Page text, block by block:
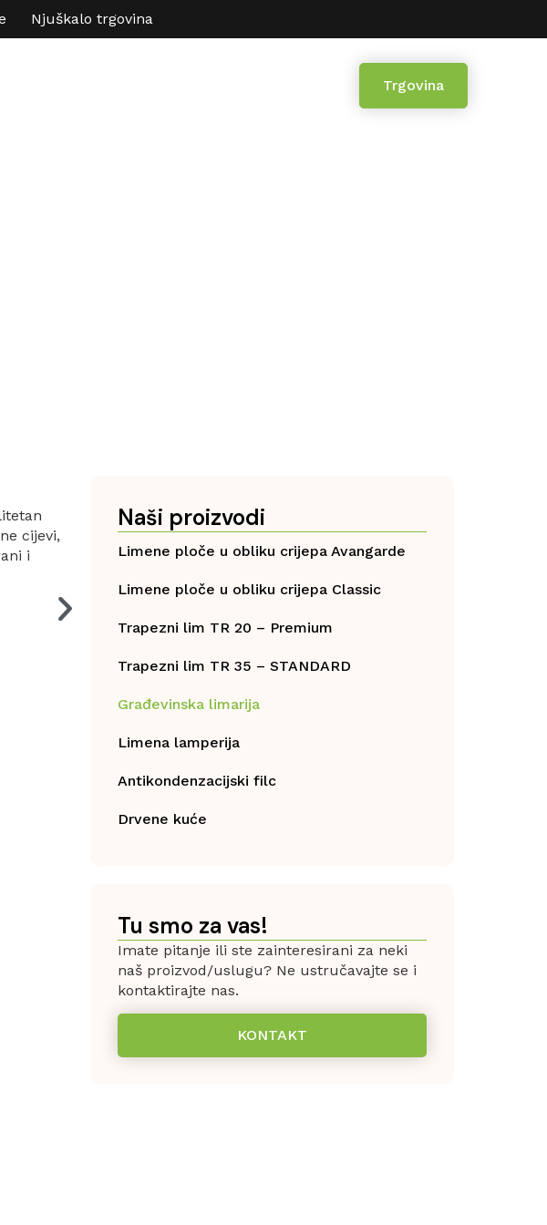
Njuškalo trgovina
Trgovina
cijevi,
i
Naši proizvodi
Limene ploče u obliku crijepa Avangarde
Limene ploče u obliku crijepa Classic
Trapezni lim TR 20 – Premium
Trapezni lim TR 35 – STANDARD
Građevinska limarija
Limena lamperija
Antikondenzacijski filc
Drvene kuće
Tu smo za vas!
Imate pitanje ili ste zainteresirani za neki
naš proizvod/uslugu? Ne ustručavajte se i
kontaktirajte nas.
KONTAKT